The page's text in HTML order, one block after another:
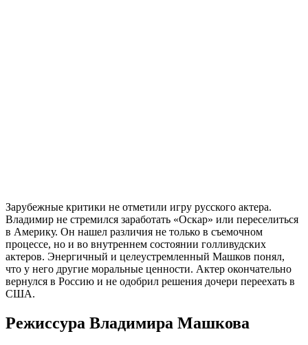
Зарубежные критики не отметили игру русского актера.
Владимир не стремился заработать «Оскар» или переселиться
в Америку. Он нашел различия не только в съемочном
процессе, но и во внутреннем состоянии голливудских
актеров. Энергичный и целеустремленный Машков понял,
что у него другие моральные ценности. Актер окончательно
вернулся в Россию и не одобрил решения дочери переехать в
США.
Режиссура Владимира Машкова